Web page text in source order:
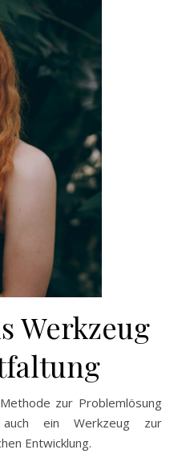
Werkzeug
zur Problemlösung
ein Werkzeug zur
Entwicklung.